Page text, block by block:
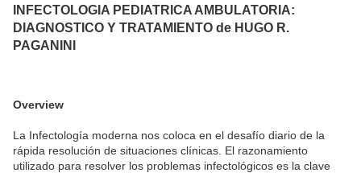
INFECTOLOGIA PEDIATRICA AMBULATORIA:
DIAGNOSTICO Y TRATAMIENTO de HUGO R.
PAGANINI
Overview
La Infectología moderna nos coloca en el desafío diario de la
rápida resolución de situaciones clínicas. El razonamiento
utilizado para resolver los problemas infectológicos es la clave